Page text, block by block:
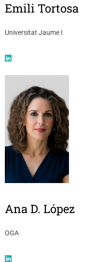
Emili Tortosa
Universitat Jaume I
Ana D. López
OGA